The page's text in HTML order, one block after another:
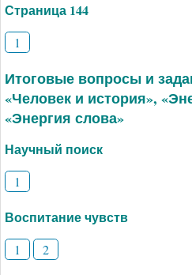
Страница 144
1
Итоговые вопросы и
«Человек и история»,
«Энергия слова»
Научный поиск
1
Воспитание чувств
1 2